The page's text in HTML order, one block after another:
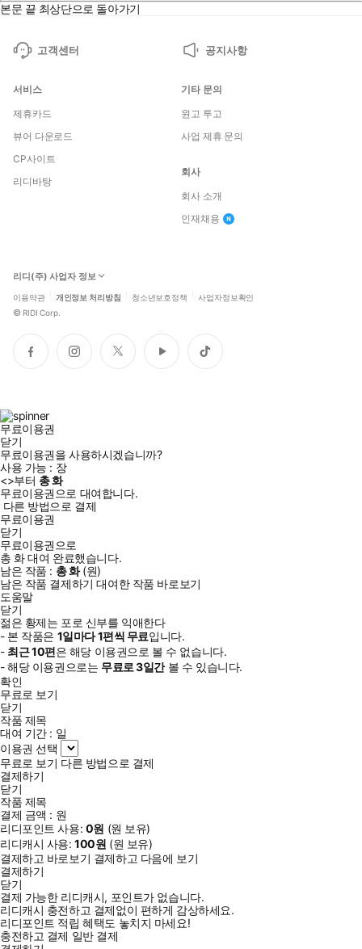
본문 끝 최상단으로 돌아가기
고객센터 공지사항
서비스
제휴카드
뷰어 다운로드
CP사이트
리디바탕
기타 문의
원고 투고
사업 제휴 문의
회사
회사 소개
인재채용
리디(주) 사업자 정보
이용약관 개인정보 처리방침 청소년보호정책 사업자정보확인
© RIDI Corp.
페
이
인
스
트
위
유
튜
틱
톡
무료이용권
닫기
무료이용권을 사용하시겠습니까?
사용 가능 : 장
<>부터 총화
무료이용권으로 대여합니다.
다른 방법으로 결제
무료이용권
닫기
무료이용권으로
총 화대여 완료했습니다.
남은 작품 : 총화(원)
남은 작품 결제하기 대여한 작품 바로보기
도움말
닫기
젊은 황제는 포로 신부를 익애한다
- 본 작품은 1일마다1편씩 무료입니다.
- 최근10편은 해당 이용권으로 볼 수 없습니다.
- 해당 이용권으로는 무료로3일간볼 수 있습니다.
확인
무료로 보기
닫기
작품 제목
대여 기간 : 일
이용권 선택
무료로 보기 다른 방법으로 결제
결제하기
닫기
작품 제목
결제 금액 : 원
리디포인트 사용: 0원 (원 보유)
리디캐시 사용:100원 (원 보유)
결제하고 바로보기 결제하고 다음에 보기
결제하기
닫기
결제 가능한 리디캐시, 포인트가 없습니다.
리디캐시 충전하고 결제없이 편하게 감상하세요.
리디포인트 적립 혜택도 놓치지 마세요!
충전하고 결제 일반 결제